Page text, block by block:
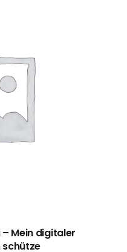
Mein digitaler
schütze